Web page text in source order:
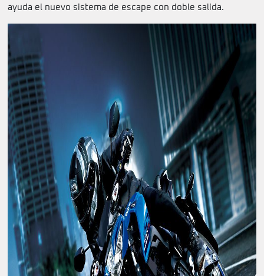
ayuda el nuevo sistema de escape con doble salida.